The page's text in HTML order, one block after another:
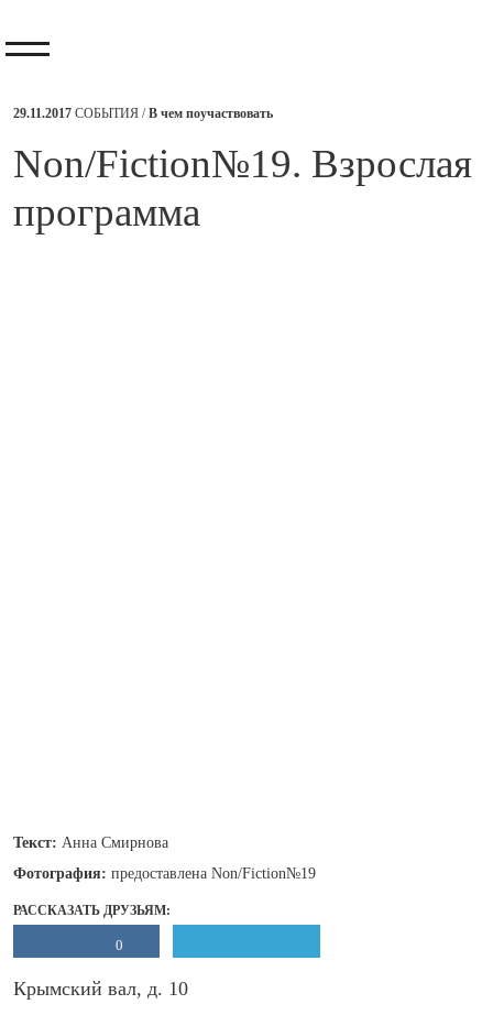
29.11.2017 СОБЫТИЯ /В чем поучаствовать
​Non/Fiction№19. Взрослая
программа
Текст: Анна Смирнова
Фотография: предоставлена Non/Fiction№19
РАССКАЗАТЬ ДРУЗЬЯМ:
0
Крымский вал, д. 10